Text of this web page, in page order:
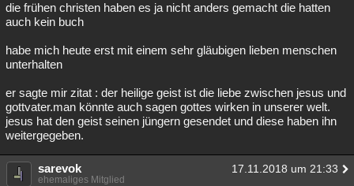
die frühen christen haben es ja nicht anders gemacht die hatten
auch kein buch
habe mich heute erst mit einem sehr gläubigen lieben menschen
unterhalten
er sagte mir zitat : der heilige geist ist die liebe zwischen jesus und
gottvater.man könnte auch sagen gottes wirken in unserer welt.
jesus hat den geist seinen jüngern gesendet und diese haben ihn
weitergegeben.
sarevok 17.11.2018 um 21:33
ehemaliges Mitglied